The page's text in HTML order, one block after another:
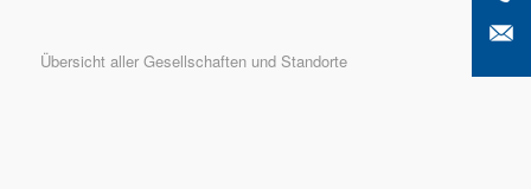
Übersicht aller Gesellschaften und Standorte